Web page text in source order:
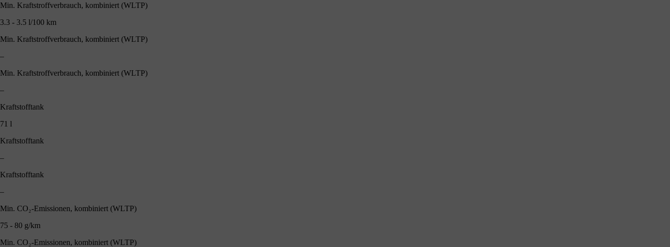
Min. Kraftstroffverbrauch, kombiniert (WLTP)
3.3 - 3.5 l/100 km
Min. Kraftstroffverbrauch, kombiniert (WLTP)
–
Min. Kraftstroffverbrauch, kombiniert (WLTP)
–
Kraftstofftank
71 l
Kraftstofftank
–
Kraftstofftank
–
Min. CO₂-Emissionen, kombiniert (WLTP)
75 - 80 g/km
Min. CO₂-Emissionen, kombiniert (WLTP)